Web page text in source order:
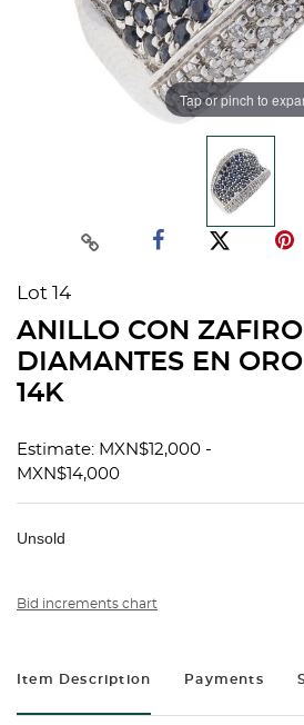
Tap or pinch to
Lot 14
ANILLO CON
DIAMANTES EN
14K
Estimate: MXN$12,000 -
MXN$14,000
Unsold
Bid increments chart
Item Description Payments